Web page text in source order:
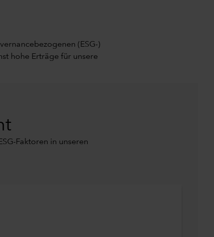
(ESG-)
hohe Erträge für unsere
Faktoren in unseren